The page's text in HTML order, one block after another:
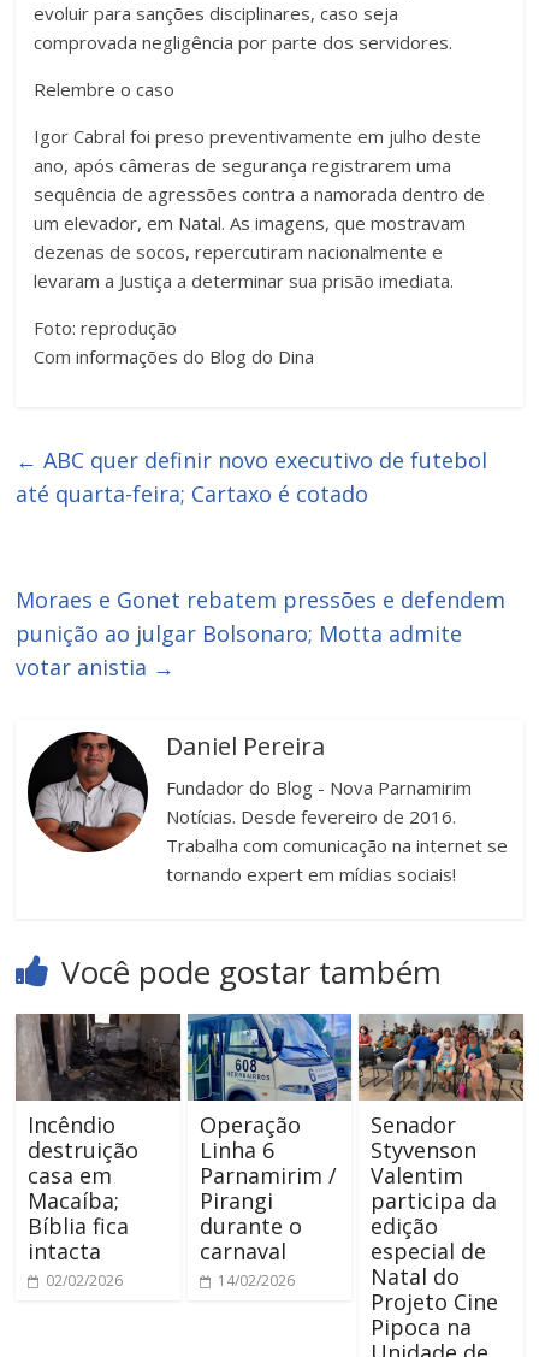
evoluir para sanções disciplinares, caso seja
comprovada negligência por parte dos servidores.
Relembre o caso
Igor Cabral foi preso preventivamente em julho deste
ano, após câmeras de segurança registrarem uma
sequência de agressões contra a namorada dentro de
um elevador, em Natal. As imagens, que mostravam
dezenas de socos, repercutiram nacionalmente e
levaram a Justiça a determinar sua prisão imediata.
Foto: reprodução
Com informações do Blog do Dina
← ABC quer definir novo executivo de futebol
até quarta-feira; Cartaxo é cotado
Moraes e Gonet rebatem pressões e defendem
punição ao julgar Bolsonaro; Motta admite
votar anistia →
Daniel Pereira
Fundador do Blog - Nova Parnamirim
Notícias. Desde fevereiro de 2016.
Trabalha com comunicação na internet se
tornando expert em mídias sociais!
Você pode gostar também
Incêndio
destruição
casa em
Macaíba;
Bíblia fica
intacta
02/02/2026
Operação
Linha 6
Parnamirim /
Pirangi
durante o
carnaval
14/02/2026
Senador
Styvenson
Valentim
participa da
edição
especial de
Natal do
Projeto Cine
Pipoca na